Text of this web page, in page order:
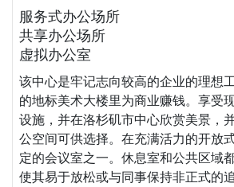
服务式办公场所
共享办公场所
虚拟办公室
该中心是牢记志向较高的企业的理想
的地标美术大楼里为商业赚钱。享受
设施，并在洛杉矶市中心欣赏美景，
公空间可供选择。在充满活力的开放
定的会议室之一。休息室和公共区域
使其易于放松或与同事保持非正式的